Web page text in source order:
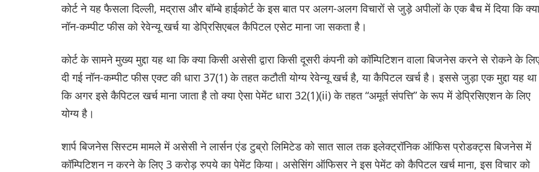
कोर्ट ने यह फैसला दिल्ली, मद्रास और बॉम्बे हाईकोर्ट के इस बात पर अलग-अलग विचारों से जुड़े अपीलों के एक बैच में दिया कि क्या
नॉन-कम्पीट फीस को रेवेन्यू खर्च या डेप्रिसिएबल कैपिटल एसेट माना जा सकता है।
कोर्ट के सामने मुख्य मुद्दा यह था कि क्या किसी असेसी द्वारा किसी दूसरी कंपनी को कॉम्पिटिशन वाला बिजनेस करने से रोकने के
दी गई नॉन-कम्पीट फीस एक्ट की धारा 37(1) के तहत कटौती योग्य रेवेन्यू खर्च है, या कैपिटल खर्च है। इससे जुड़ा एक मुद्दा यह था
कि अगर इसे कैपिटल खर्च माना जाता है तो क्या ऐसा पेमेंट धारा 32(1)(ii) के तहत “अमूर्त संपत्ति” के रूप में डेप्रिसिएशन के लिए
योग्य है।
शार्प बिजनेस सिस्टम मामले में असेसी ने लार्सन एंड टुब्रो लिमिटेड को सात साल तक इलेक्ट्रॉनिक ऑफिस प्रोडक्ट्स बिजनेस में
कॉम्पिटिशन न करने के लिए 3 करोड़ रुपये का पेमेंट किया। असेसिंग ऑफिसर ने इस पेमेंट को कैपिटल खर्च माना, इस विचार को